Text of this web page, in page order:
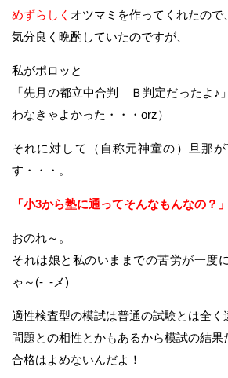
めずらしく オツマミを作ってくれたので、
気分良く晩酌していたのですが、
私がポロッと
「先月の都立中合判 Ｂ判定だったよ♪
わなきゃよかった・・・orz）
それに対して（自称元神童の）旦那
す・・・。
「小3から塾に通ってそんなもんなの？」
おのれ～。
それは娘と私のいままでの苦労が一度
ゃ～(-_-メ)
適性検査型の模試は普通の試験とは全く
問題との相性とかもあるから模試の結果
合格はよめないんだよ！